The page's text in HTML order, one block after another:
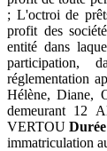
; L'octroi de
profit des
entité dans
participation,
réglementation
Hélène, Diane,
demeurant 12
VERTOU
immatriculation